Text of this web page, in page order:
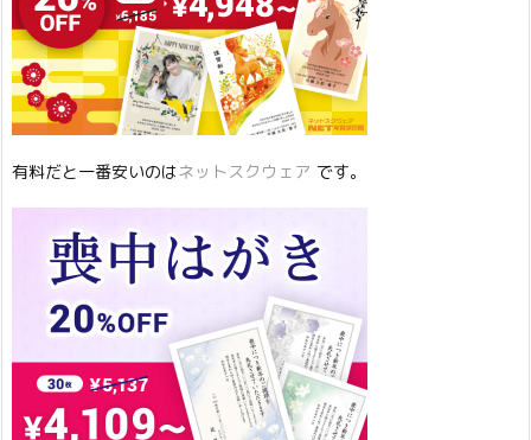
有料だと一番安いのはネットスクウェア です。